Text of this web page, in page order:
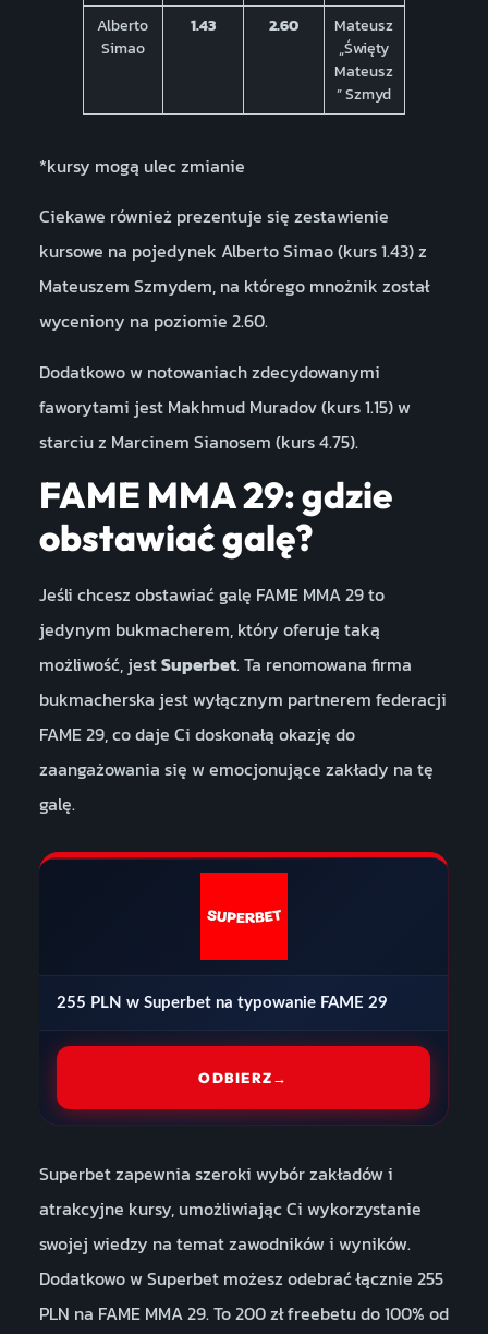
Alberto
Simao
1.43 2.60
Mateusz
„Święty
Mateusz
” Szmyd
*kursy mogą ulec zmianie
Ciekawe również prezentuje się zestawienie
kursowe na pojedynek Alberto Simao (kurs 1.43) z
Mateuszem Szmydem, na którego mnożnik został
wyceniony na poziomie 2.60.
Dodatkowo w notowaniach zdecydowanymi
faworytami jest Makhmud Muradov (kurs 1.15) w
starciu z Marcinem Sianosem (kurs 4.75).
FAME MMA 29: gdzie
obstawiać galę?
Jeśli chcesz obstawiać galę FAME MMA 29 to
jedynym bukmacherem, który oferuje taką
możliwość, jestSuperbet. Ta renomowana firma
bukmacherska jest wyłącznym partnerem federacji
FAME 29, co daje Ci doskonałą okazję do
zaangażowania się w emocjonujące zakłady na tę
galę.
255 PLN w Superbet na typowanie FAME 29
ODBIERZ→
Superbet zapewnia szeroki wybór zakładów i
atrakcyjne kursy, umożliwiając Ci wykorzystanie
swojej wiedzy na temat zawodników i wyników.
Dodatkowo w Superbet możesz odebrać łącznie 255
PLN na FAME MMA 29. To 200 zł freebetu do 100% od